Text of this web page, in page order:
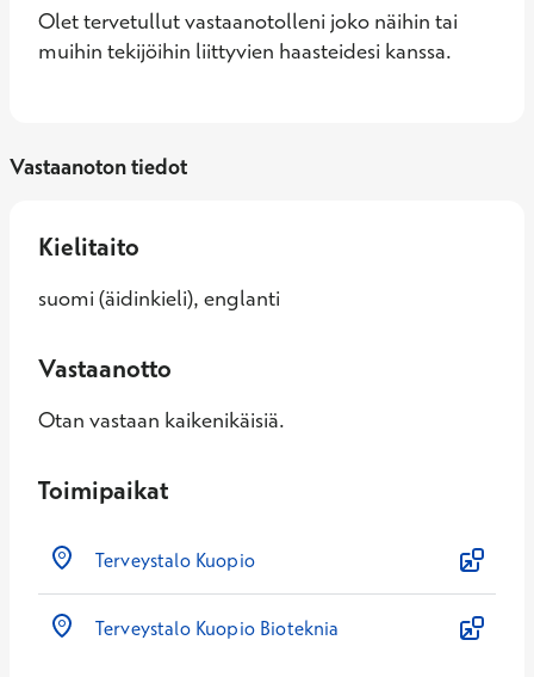
Olet tervetullut vastaanotolleni joko näihin tai
muihin tekijöihin liittyvien haasteidesi kanssa.
Vastaanoton tiedot
Kielitaito
suomi (äidinkieli), englanti
Vastaanotto
Otan vastaan kaikenikäisiä.
Toimipaikat
Terveystalo Kuopio
Terveystalo Kuopio Bioteknia